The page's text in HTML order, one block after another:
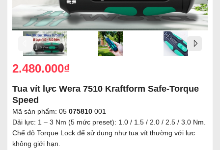
2.480.000₫
Tua vít lực Wera 7510 Kraftform Safe-Torque
Speed
Mã sản phẩm: 05 075810 001
Dải lực: 1 – 3 Nm (5 mức preset): 1.0 / 1.5 / 2.0 / 2.5 / 3.0 Nm.
Chế độ Torque Lock để sử dụng như tua vít thường với lực
không giới hạn.